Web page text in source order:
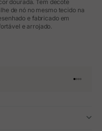
dourada. Tem decote
de nó no mesmo tecido na
e fabricado em
e arrojado.
Ir para o
Ir para
Ir para
Ir para